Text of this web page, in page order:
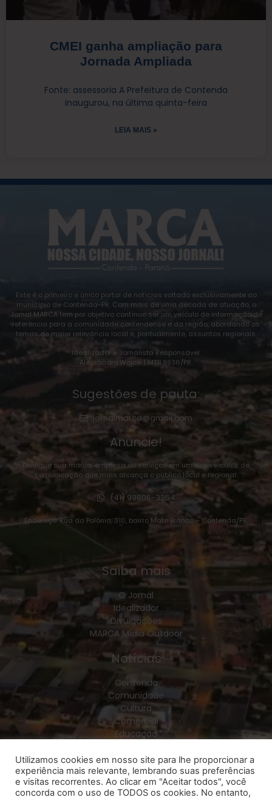
CMEI ganha ampliação para
Jornada Ampliada
Fonte: assessoria A Prefeitura de Contenda
inaugurou, na última quinta-feira
LEIA MAIS »
Este é o primeiro e único portal de notícias voltado exclusivamente ao
município de Contenda-PR. Com mais de uma década de atuação, o
Jornal MARCA tem por objetivo contínuo ser um veículo de informação de
referência para a comunidade contendense e da região, abordando os
temas de maior relevância local e, pontualmente, assuntos regionais.
Idealizador e Jornalista Responsável:
Alexsandro Wojcik | MTB 9936/PR.
Sugestões de pauta:
jornalmarca@gmail.com
Anuncie!
Divulgue sua marca, empresa ou serviços em um dos veículos de
comunicação que mais alcança o público local e regional:
(41) 99806-3254
Endereço: Rua da Polônia, 310, bairro Mato Branco – Contenda/PR.
Saiba mais
O Jornal
Idealizador
Divulgações
MARCA Mídia Outdoor
Notícias
Contenda
Comunidade
Cultura
Comercial
Educação
Geral
Política
Policial
Saúde
Utilizamos cookies em nosso site para lhe proporcionar a
experiência mais relevante, lembrando suas preferências
e visitas recorrentes. Ao clicar em "Aceitar todos", você
concorda com o uso de TODOS os cookies. No entanto,